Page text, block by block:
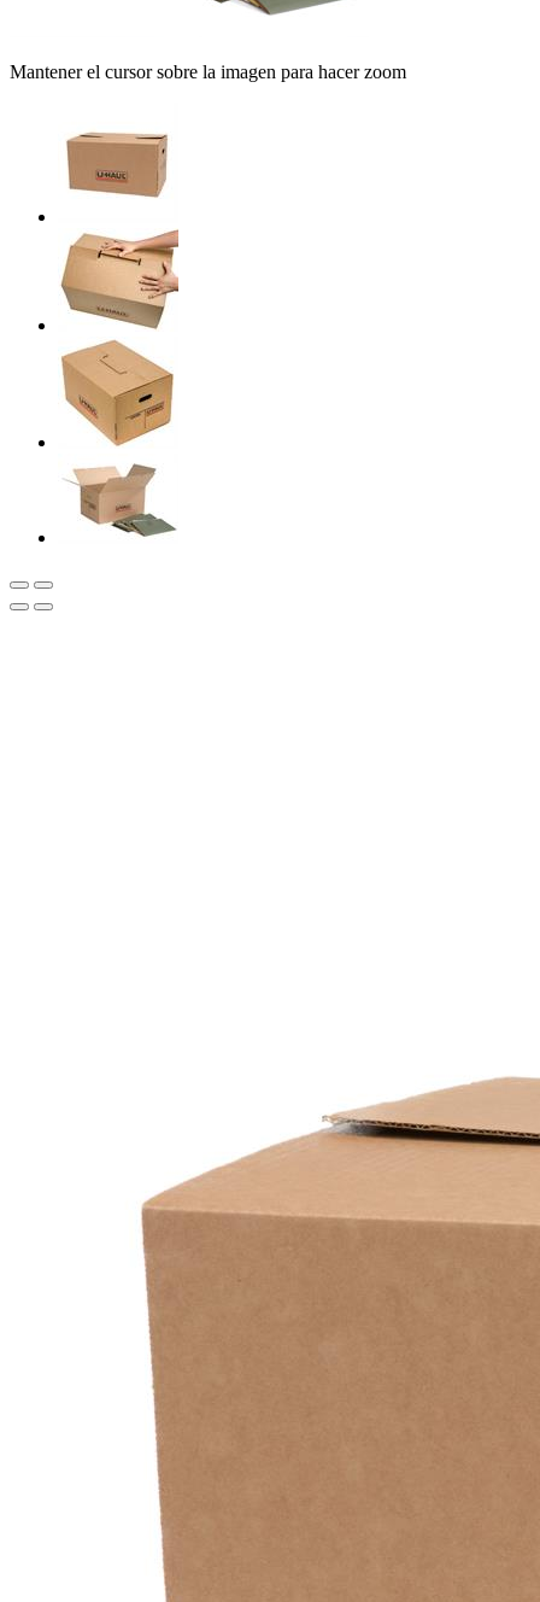
Mantener el cursor sobre la imagen para hacer zoom